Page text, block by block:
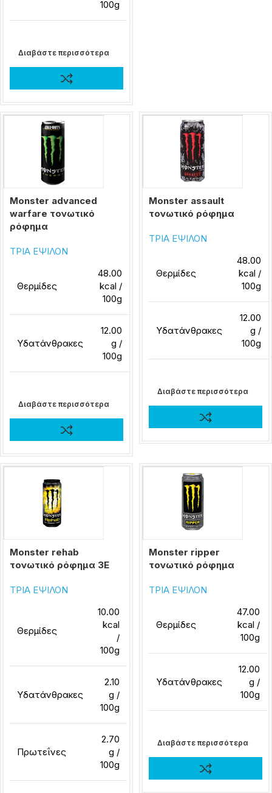
100g
Διαβάστε περισσότερα
Monster advanced
warfare τονωτικό
ρόφημα
ΤΡΙΑ ΕΨΙΛΟΝ
Θερμίδες
48.00
kcal /
100g
Υδατάνθρακες
12.00
g /
100g
Διαβάστε περισσότερα
Monster assault
τονωτικό ρόφημα
ΤΡΙΑ ΕΨΙΛΟΝ
Θερμίδες
48.00
kcal /
100g
Υδατάνθρακες
12.00
g /
100g
Διαβάστε περισσότερα
Monster rehab
τονωτικό ρόφημα 3Ε
ΤΡΙΑ ΕΨΙΛΟΝ
Θερμίδες
10.00
kcal
/
100g
Υδατάνθρακες
2.10
g /
100g
Πρωτεΐνες
2.70
g /
100g
Monster ripper
τονωτικό ρόφημα
ΤΡΙΑ ΕΨΙΛΟΝ
Θερμίδες
47.00
kcal /
100g
Υδατάνθρακες
12.00
g /
100g
Διαβάστε περισσότερα